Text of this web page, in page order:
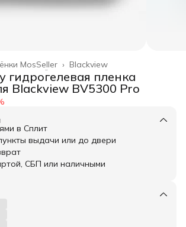
Blackview
MosSeller ›
плёнки ›
гидрогелевая пленка
Blackview BV5300 Pro
в Сплит
выдачи или до двери
СБП или наличными